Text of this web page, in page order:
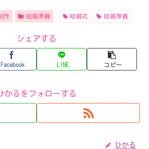
作 結婚準備 結婚式 結婚準備
シェアする
Facebook LINE コピー
かるをフォローする
ひかる